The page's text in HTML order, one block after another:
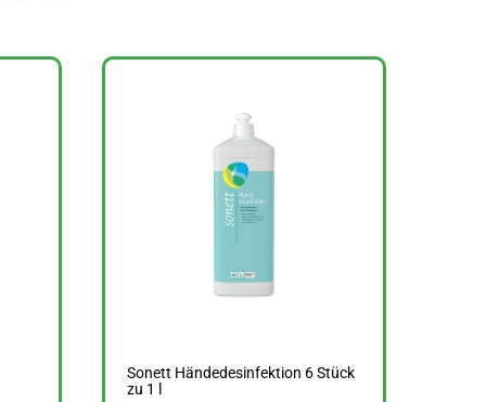
Sonett Händedesinfektion 6 Stück
zu 1 l